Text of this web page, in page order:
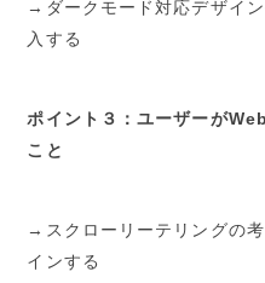
→ダークモード対応デザイ
入する
ポイント３：ユーザーが
こと
→スクローリーテリングの
インする